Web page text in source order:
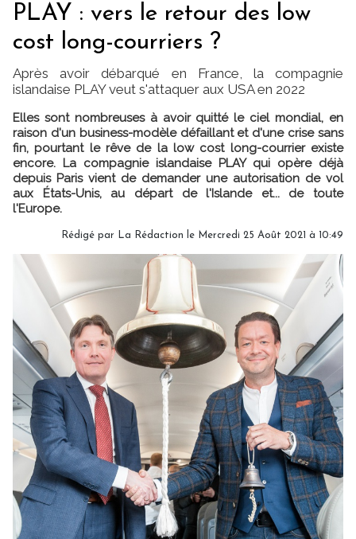
PLAY : vers le retour des low
cost long-courriers ?
Après avoir débarqué en France, la compagnie
islandaise PLAY veut s'attaquer aux USA en 2022
Elles sont nombreuses à avoir quitté le ciel mondial, en
raison d'un business-modèle défaillant et d'une crise sans
fin, pourtant le rêve de la low cost long-courrier existe
encore. La compagnie islandaise PLAY qui opère déjà
depuis Paris vient de demander une autorisation de vol
aux États-Unis, au départ de l'Islande et... de toute
l'Europe.
Rédigé par La Rédaction le Mercredi 25 Août 2021 à 10:49